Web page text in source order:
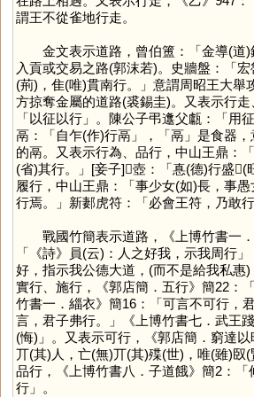
謂王不從雀地行走。
金文表示道路，曾伯簠：「金導(道)
入貢或交易之路(郭沫若)。史牆盤：「
(荊)，隹(唯)貫南行。」意謂周昭王大舉
方掠奪金屬的道路(裘錫圭)。又表示行走
「以征以行」。陳公子弔邍父甗：「用
鬲：「自乍(作)行鬲」，「鬲」是食器，
的鬲。又表示行為、品行，中山王鼎：
(省)其行。」[妾子]𧊒壺：「惪(德)行盛𡉚(
履行，中山王鼎：「事少女(如)長，事
行焉。」新郪虎符：「必會王符，乃敢行
戰國竹簡表示道路，《上博竹書一．
「《詩》員(云)：人之好我，示我周行
好，指示我公德大道，(而不是給我私惠
實行、施行，《郭店簡．五行》簡22：
竹書一．緇衣》簡16：「可言不可行，
言，君子弗行。」《上博竹書七．武王
(悔)」。又表示可行，《郭店簡．窮達
丌(其)人，亡(無)丌(其)殜(世)，唯(雖)臤
品行，《上博竹書八．子道餓》簡2：「
行」。